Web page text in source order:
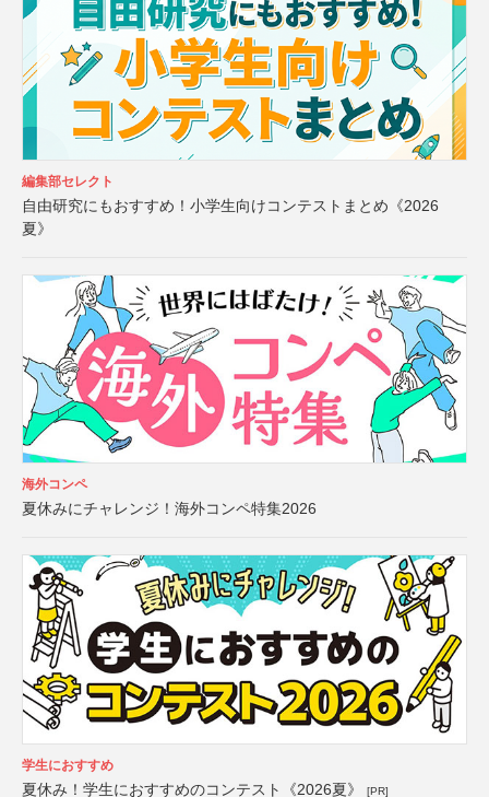
編集部セレクト
自由研究にもおすすめ！小学生向けコンテストまとめ《2026
夏》
海外コンペ
夏休みにチャレンジ！海外コンペ特集2026
学生におすすめ
夏休み！学生におすすめのコンテスト《2026夏》 [PR]